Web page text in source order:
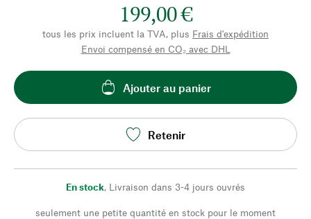
199,00 €
tous les prix incluent la TVA, plus Frais d'expédition
Envoi compensé en CO₂ avec DHL
Ajouter au panier
Retenir
En stock, Livraison dans 3-4 jours ouvrés
seulement une petite quantité en stock pour le moment